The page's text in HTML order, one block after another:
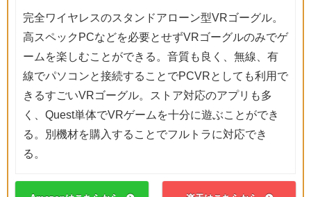
完全ワイヤレスのスタンドアローン型VRゴーグル。
高スペックPCなどを必要とせずVRゴーグルのみでゲ
ームを楽しむことができる。音質も良く、無線、有
線でパソコンと接続することでPCVRとしても利用で
きるすごいVRゴーグル。ストア対応のアプリも多
く、Quest単体でVRゲームを十分に遊ぶことができ
る。別機材を購入することでフルトラに対応でき
る。